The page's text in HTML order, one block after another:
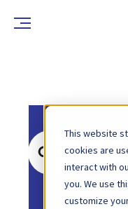
This website
cookies are
interact with
you. We use
customizeالمعرفة